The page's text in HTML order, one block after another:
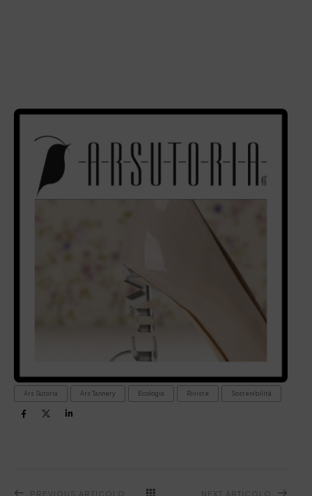
Ars Sutoria Ars Tannery Ecologia Riviste Sostenibilità
PREVIOUS ARTICOLO NEXT ARTICOLO